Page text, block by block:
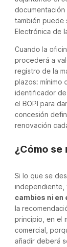
también puede
Electrónica de
Cuando la
procederá a
registro de la
plazos: mínimo
identificador
el BOPI para
concesión
renovación
¿Cómo
Si lo que se
independiente,
cambios ni en
la
principio, en el
comercial,
añadir deberá